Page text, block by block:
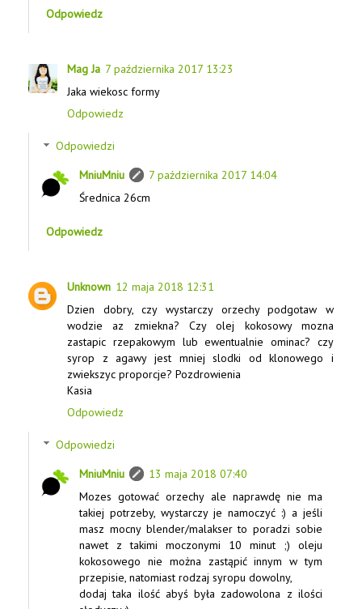
Odpowiedz
Mag Ja 7 października 2017 13:23
Jaka wiekosc formy
Odpowiedz
Odpowiedzi
MniuMniu
7 października 2017 14:04
Średnica 26cm
Odpowiedz
Unknown 12 maja 2018 12:31
Dzien dobry, czy wystarczy orzechy podgotaw w
wodzie az zmiekna? Czy olej kokosowy mozna
zastapic rzepakowym lub ewentualnie ominac? czy
syrop z agawy jest mniej slodki od klonowego i
zwiekszyc proporcje? Pozdrowienia
Kasia
Odpowiedz
Odpowiedzi
MniuMniu
13 maja 2018 07:40
Mozes gotować orzechy ale naprawdę nie ma
takiej potrzeby, wystarczy je namoczyć :) a jeśli
masz mocny blender/malakser to poradzi sobie
nawet z takimi moczonymi 10 minut ;) oleju
kokosowego nie można zastąpić innym w tym
przepisie, natomiast rodzaj syropu dowolny,
dodaj taka ilość abyś była zadowolona z ilości